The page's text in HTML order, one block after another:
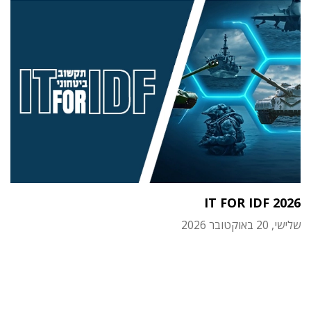
IT FOR IDF 2026
שלישי, 20 באוקטובר 2026